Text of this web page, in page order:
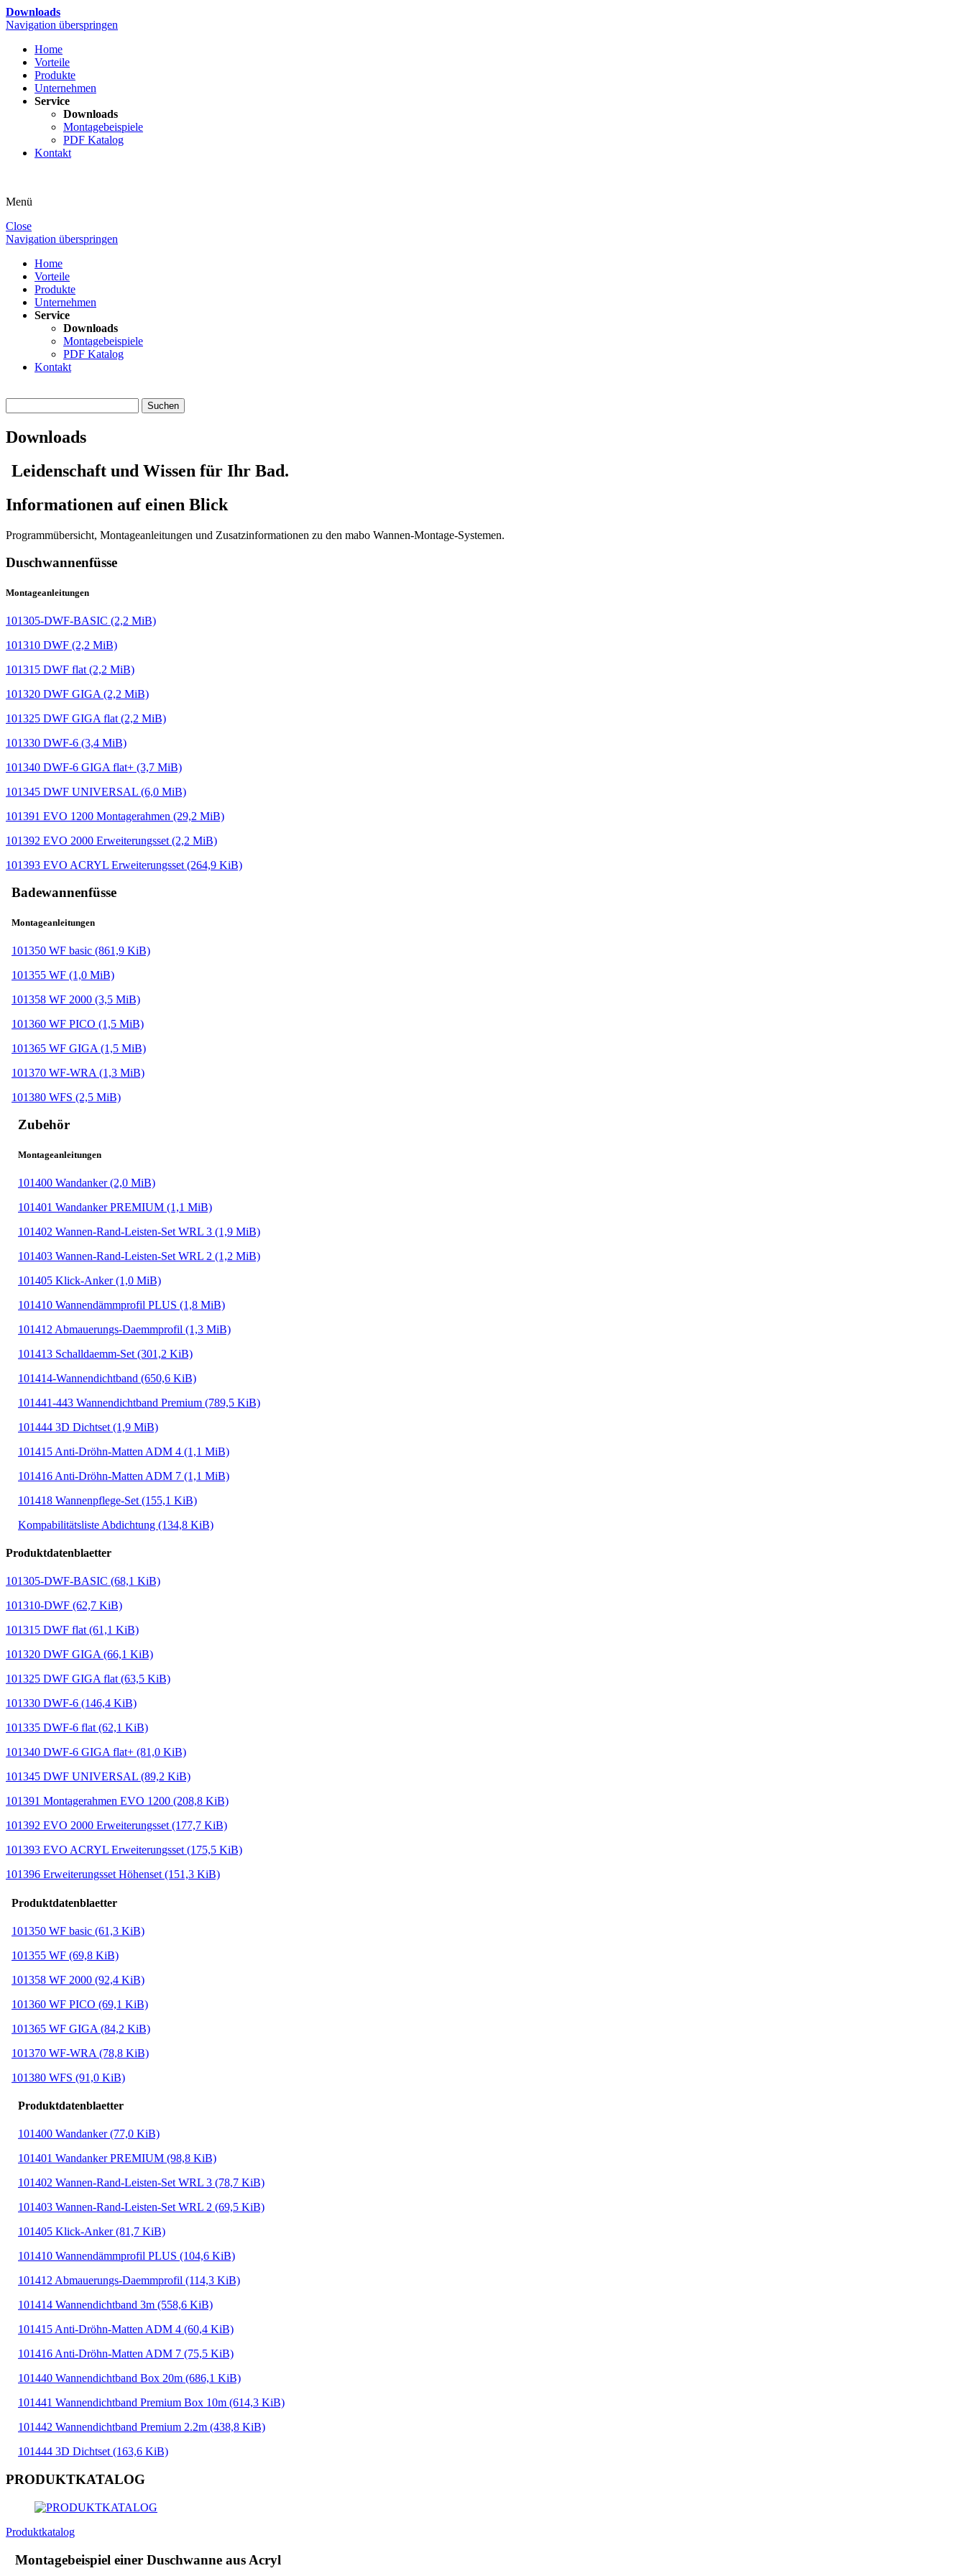
Downloads
Navigation überspringen
Home
Vorteile
Produkte
Unternehmen
Service
Downloads
Montagebeispiele
PDF Katalog
Kontakt
Menü
Close
Navigation überspringen
Home
Vorteile
Produkte
Unternehmen
Service
Downloads
Montagebeispiele
PDF Katalog
Kontakt
Downloads
Leidenschaft und Wissen für Ihr Bad.
Informationen auf einen Blick
Programmübersicht, Montageanleitungen und Zusatzinformationen zu den mabo Wannen-Montage-Systemen.
Duschwannenfüsse
Montageanleitungen
101305-DWF-BASIC (2,2 MiB)
101310 DWF (2,2 MiB)
101315 DWF flat (2,2 MiB)
101320 DWF GIGA (2,2 MiB)
101325 DWF GIGA flat (2,2 MiB)
101330 DWF-6 (3,4 MiB)
101340 DWF-6 GIGA flat+ (3,7 MiB)
101345 DWF UNIVERSAL (6,0 MiB)
101391 EVO 1200 Montagerahmen (29,2 MiB)
101392 EVO 2000 Erweiterungsset (2,2 MiB)
101393 EVO ACRYL Erweiterungsset (264,9 KiB)
Badewannenfüsse
Montageanleitungen
101350 WF basic (861,9 KiB)
101355 WF (1,0 MiB)
101358 WF 2000 (3,5 MiB)
101360 WF PICO (1,5 MiB)
101365 WF GIGA (1,5 MiB)
101370 WF-WRA (1,3 MiB)
101380 WFS (2,5 MiB)
Zubehör
Montageanleitungen
101400 Wandanker(2,0 MiB)
101401 Wandanker PREMIUM (1,1 MiB)
101402 Wannen-Rand-Leisten-Set WRL 3 (1,9 MiB)
101403 Wannen-Rand-Leisten-Set WRL 2 (1,2 MiB)
101405 Klick-Anker(1,0 MiB)
101410 Wannendämmprofil PLUS (1,8 MiB)
101412 Abmauerungs-Daemmprofil (1,3 MiB)
101413 Schalldaemm-Set (301,2 KiB)
101414-Wannendichtband (650,6 KiB)
101441-443 Wannendichtband Premium (789,5 KiB)
101444 3D Dichtset (1,9 MiB)
101415 Anti-Dröhn-Matten ADM 4 (1,1 MiB)
101416 Anti-Dröhn-Matten ADM 7 (1,1 MiB)
101418 Wannenpflege-Set (155,1 KiB)
Kompabilitätsliste Abdichtung (134,8 KiB)
Produktdatenblaetter
101305-DWF-BASIC (68,1 KiB)
101310-DWF (62,7 KiB)
101315 DWF flat (61,1 KiB)
101320 DWF GIGA (66,1 KiB)
101325 DWF GIGA flat (63,5 KiB)
101330 DWF-6 (146,4 KiB)
101335 DWF-6 flat (62,1 KiB)
101340 DWF-6 GIGA flat+ (81,0 KiB)
101345 DWF UNIVERSAL (89,2 KiB)
101391 Montagerahmen EVO 1200 (208,8 KiB)
101392 EVO 2000 Erweiterungsset (177,7 KiB)
101393 EVO ACRYL Erweiterungsset (175,5 KiB)
101396 Erweiterungsset Höhenset (151,3 KiB)
Produktdatenblaetter
101350 WF basic (61,3 KiB)
101355 WF (69,8 KiB)
101358 WF 2000 (92,4 KiB)
101360 WF PICO (69,1 KiB)
101365 WF GIGA (84,2 KiB)
101370 WF-WRA (78,8 KiB)
101380 WFS (91,0 KiB)
Produktdatenblaetter
101400 Wandanker(77,0 KiB)
101401 Wandanker PREMIUM (98,8 KiB)
101402 Wannen-Rand-Leisten-Set WRL 3 (78,7 KiB)
101403 Wannen-Rand-Leisten-Set WRL 2 (69,5 KiB)
101405 Klick-Anker(81,7 KiB)
101410 Wannendämmprofil PLUS (104,6 KiB)
101412 Abmauerungs-Daemmprofil (114,3 KiB)
101414 Wannendichtband 3m (558,6 KiB)
101415 Anti-Dröhn-Matten ADM 4 (60,4 KiB)
101416 Anti-Dröhn-Matten ADM 7 (75,5 KiB)
101440 Wannendichtband Box 20m (686,1 KiB)
101441 Wannendichtband Premium Box 10m (614,3 KiB)
101442 Wannendichtband Premium 2.2m (438,8 KiB)
101444 3D Dichtset(163,6 KiB)
PRODUKTKATALOG
Produktkatalog
Montagebeispiel einer Duschwanne aus Acryl